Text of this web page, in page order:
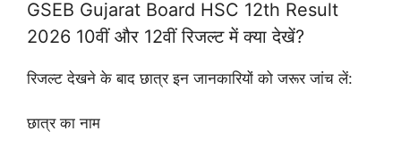
GSEB Gujarat Board HSC 12th Result
2026 10वीं और 12वीं रिजल्ट में क्या देखें?
रिजल्ट देखने के बाद छात्र इन जानकारियों को जरूर जांच लें:
छात्र का नाम